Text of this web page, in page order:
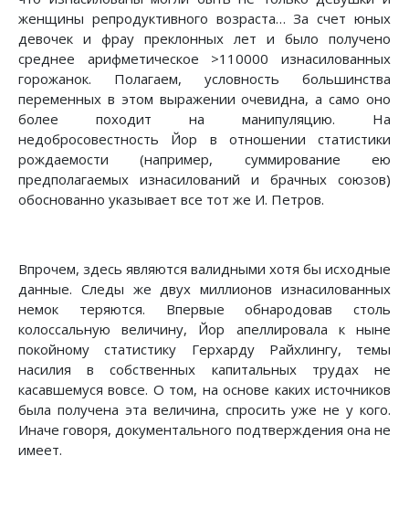
женщины репродуктивного возраста… За счет юных
девочек и фрау преклонных лет и было получено
среднее арифметическое >110000 изнасилованных
горожанок. Полагаем, условность большинства
переменных в этом выражении очевидна, а само оно
более походит на манипуляцию. На
недобросовестность Йор в отношении статистики
рождаемости (например, суммирование ею
предполагаемых изнасилований и брачных союзов)
обоснованно указывает все тот же И. Петров.
Впрочем, здесь являются валидными хотя бы исходные
данные. Следы же двух миллионов изнасилованных
немок теряются. Впервые обнародовав столь
колоссальную величину, Йор апеллировала к ныне
покойному статистику Герхарду Райхлингу, темы
насилия в собственных капитальных трудах не
касавшемуся вовсе. О том, на основе каких источников
была получена эта величина, спросить уже не у кого.
Иначе говоря, документального подтверждения она не
имеет.